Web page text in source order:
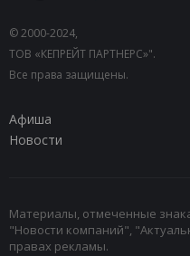
© 2000-2024,
ТОВ «КЕПРЕЙТ ПАРТНЕРС»".
Все права защищены.
Афиша
Новости
Материалы, отмеченные
"Новости компаний",
правах рекламы.